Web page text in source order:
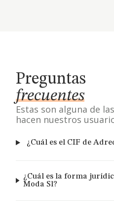
Preguntas
frecuentes
Estas son alguna de
hacen nuestros
¿Cuál es el CIF de
¿Cuál es la forma
Moda Sl?